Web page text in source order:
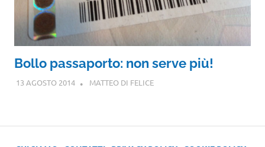
Bollo passaporto: non serve più!
13 AGOSTO 2014 MATTEO DI FELICE